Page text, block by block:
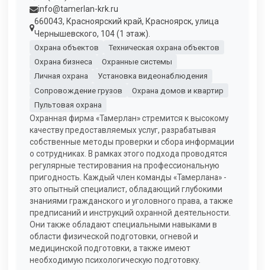
info@tamerlan-krk.ru
660043, Красноярский край, Красноярск, улица
Чернышевского, 104 (1 этаж).
Охрана объектов
Техническая охрана объектов
Охрана бизнеса
Охранные системы
Личная охрана
Установка видеонаблюдения
Сопровождение грузов
Охрана домов и квартир
Пультовая охрана
Охранная фирма «Тамерлан» стремится к высокому
качеству предоставляемых услуг, разрабатывая
собственные методы проверки и сбора информации
о сотрудниках. В рамках этого подхода проводятся
регулярные тестирования на профессиональную
пригодность. Каждый член команды «Тамерлана» -
это опытный специалист, обладающий глубокими
знаниями гражданского и уголовного права, а также
предписаний и инструкций охранной деятельности.
Они также обладают специальными навыками в
области физической подготовки, огневой и
медицинской подготовки, а также имеют
необходимую психологическую подготовку.